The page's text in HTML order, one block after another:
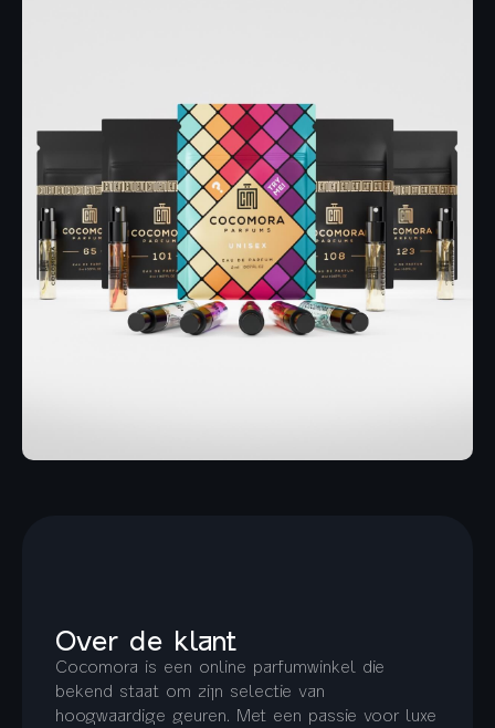
Over de klant
Cocomora is een online parfumwinkel die
bekend staat om zijn selectie van
hoogwaardige geuren. Met een passie voor luxe